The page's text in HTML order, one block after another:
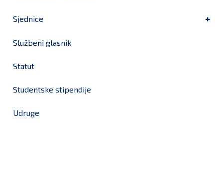
Sjednice
Službeni glasnik
Statut
Studentske stipendije
Udruge